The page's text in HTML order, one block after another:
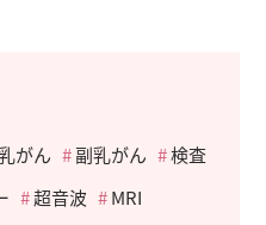
がん 副乳がん
検査
超音波
MRI